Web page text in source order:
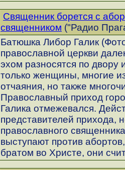
Священник борется с
священником ("Радио
Батюшка Либор Галик
православной церкви
эхом разносятся по
только женщины, многие
отчаяния, но также
Православный приход
Галика отмежевался.
представителей прихода,
православного
выступают против
братом во Христе, они